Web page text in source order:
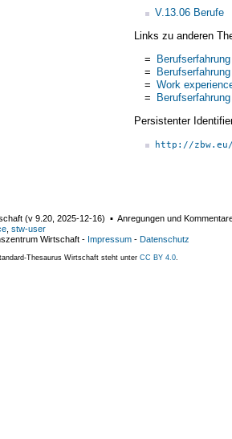
V.13.06 Berufe
Links zu anderen
= Berufserfahrung
= Berufserfahrung
= Work
= Berufserfahrung
Persistenter
http://
(v 9.20 2025-12-16) ▪ Anregungen und
stw-user
Wirtschaft - Impressum - Datenschutz
Thesaurus Wirtschaft steht unter CC BY 4.0